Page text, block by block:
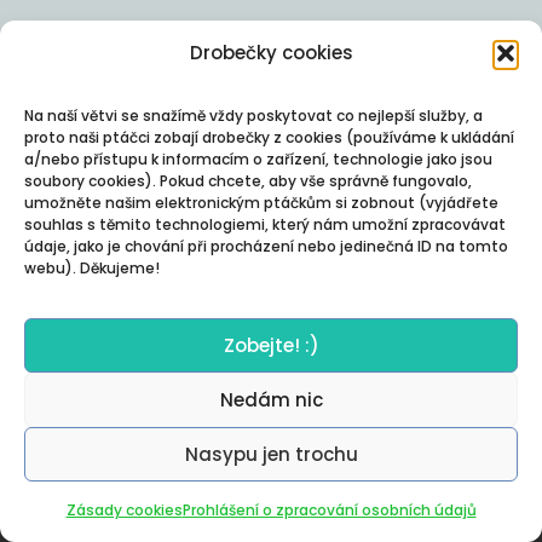
Drobečky cookies
Na naší větvi se snažímě vždy poskytovat co nejlepší služby, a
proto naši ptáčci zobají drobečky z cookies (používáme k ukládání
a/nebo přístupu k informacím o zařízení, technologie jako jsou
soubory cookies). Pokud chcete, aby vše správně fungovalo,
umožněte našim elektronickým ptáčkům si zobnout (vyjádřete
souhlas s těmito technologiemi, který nám umožní zpracovávat
údaje, jako je chování při procházení nebo jedinečná ID na tomto
webu). Děkujeme!
Zobejte! :)
Nedám nic
Nasypu jen trochu
Zásady cookiesProhlášení o zpracování osobních údajů
Autor:Posterity